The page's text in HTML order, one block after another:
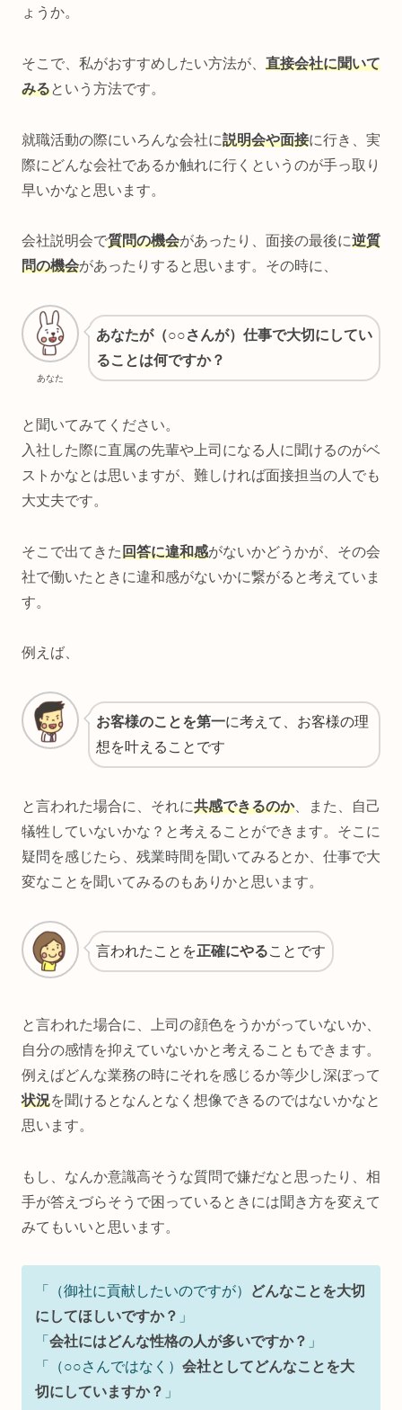
ょうか。
そこで、私がおすすめしたい方法が、 直接会社に聞いて
みるという方法です。
就職活動の際にいろんな会社に説明会や面接に行き、実
際にどんな会社であるか触れに行くというのが手っ取り
早いかなと思います。
会社説明会で質問の機会があったり、面接の最後に逆質
問の機会があったりすると思います。その時に、
あなた
あなたが（○○さんが）仕事で大切にしてい
ることは何ですか？
と聞いてみてください。
入社した際に直属の先輩や上司になる人に聞けるのがベ
ストかなとは思いますが、難しければ面接担当の人でも
大丈夫です。
そこで出てきた回答に違和感がないかどうかが、その会
社で働いたときに違和感がないかに繋がると考えていま
す。
例えば、
お客様のことを第一に考えて、お客様の理
想を叶えることです
と言われた場合に、それに共感できるのか、また、自己
犠牲していないかな？と考えることができます。そこに
疑問を感じたら、残業時間を聞いてみるとか、仕事で大
変なことを聞いてみるのもありかと思います。
言われたことを正確にやることです
と言われた場合に、上司の顔色をうかがっていないか、
自分の感情を抑えていないかと考えることもできます。
例えばどんな業務の時にそれを感じるか等少し深ぼって
状況を聞けるとなんとなく想像できるのではないかなと
思います。
もし、なんか意識高そうな質問で嫌だなと思ったり、相
手が答えづらそうで困っているときには聞き方を変えて
みてもいいと思います。
「（御社に貢献したいのですが）
どんなことを大切
にしてほしいですか？ 」
「 会社にはどんな性格の人が多いですか？ 」
「（○○さんではなく） 会社としてどんなことを大
切にしていますか？ 」